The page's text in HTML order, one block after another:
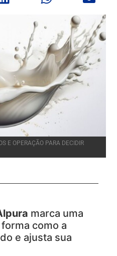
E OPERAÇÃO PARA DECIDIR
marca uma
como a
e ajusta sua